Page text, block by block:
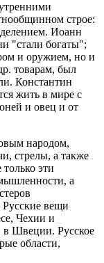
строе:
Иоанн
"стали богаты";
и оружием, но и
товарам, был
Константин
жить в мире с
и овец и от
народом,
стрелы, а также
эти
а
Русские вещи
Чехии и
в Швеции. Русское
области,